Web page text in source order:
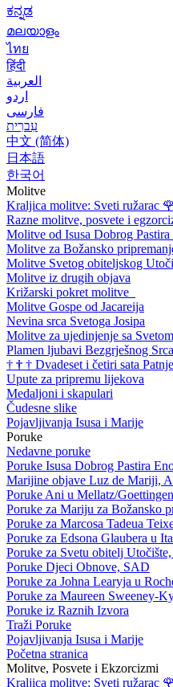
ಕನ್ನಡ
മലയാളം
ไทย
हिंदी
العربية
اردو
فارسی
עִברִית
中文 (简体)
日本語
한국어
Molitve
Kraljica molitve: Sveti ružarac 🌹
Razne molitve, posvete i
Molitve od Isusa Dobrog Pastira
Molitve za Božansko
Molitve Svetog obiteljskog
Molitve iz drugih objava
Križarski pokret molitve
Molitve Gospe od Jacareija
Nevina srca Svetoga Josipa
Molitve za ujedinjenje sa
Plamen ljubavi Bezgrješnog
† † † Dvadeset i četiri sata
Upute za pripremu lijekova
Medaljoni i skapulari
Čudesne slike
Pojavljivanja Isusa i Marije
Poruke
Nedavne poruke
Poruke Isusa Dobrog Pastira
Marijine objave Luz de Mariji,
Poruke Ani u Mellatz/
Poruke za Mariju za Božansko
Poruke za Marcosa Tadeua
Poruke za Edsona Glaubera u
Poruke za Svetu obitelj
Poruke Djeci Obnove, SAD
Poruke za Johna Learyja u
Poruke za Maureen Sweeney-
Poruke iz Raznih Izvora
Traži Poruke
Pojavljivanja Isusa i Marije
Početna stranica
Molitve, Posvete i Ekzorcizmi
Kraljica molitve: Sveti ružarac 🌹